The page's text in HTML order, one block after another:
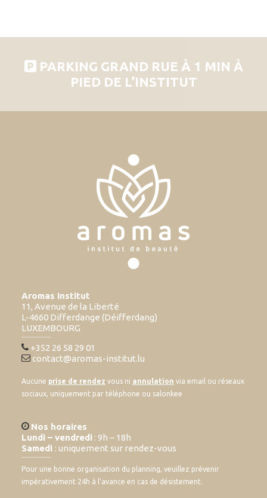
PARKING GRAND RUE À 1 MIN À
PIED DE L’INSTITUT
Aromas Institut
11, Avenue de la Liberté
L-4660 Differdange (Déifferdang)
LUXEMBOURG
+352 26 58 29 01
contact@aromas-institut.lu
Aucune prise de rendez vous ni annulation via email ou réseaux
sociaux, uniquement par téléphone ou salonkee
Nos horaires
Lundi – vendredi : 9h – 18h
Samedi : uniquement sur rendez-vous
Pour une bonne organisation du planning, veuillez prévenir
impérativement 24h à l’avance en cas de désistement.